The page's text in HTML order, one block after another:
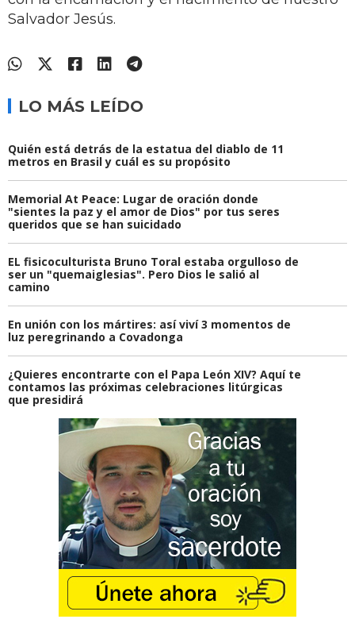
Salvador Jesús.
LO MÁS LEÍDO
Quién está detrás de la estatua del diablo de 11
metros en Brasil y cuál es su propósito
Memorial At Peace: Lugar de oración donde
"sientes la paz y el amor de Dios" por tus seres
queridos que se han suicidado
EL fisicoculturista Bruno Toral estaba orgulloso de
ser un "quemaiglesias". Pero Dios le salió al
camino
En unión con los mártires: así viví 3 momentos de
luz peregrinando a Covadonga
¿Quieres encontrarte con el Papa León XIV? Aquí te
contamos las próximas celebraciones litúrgicas
que presidirá